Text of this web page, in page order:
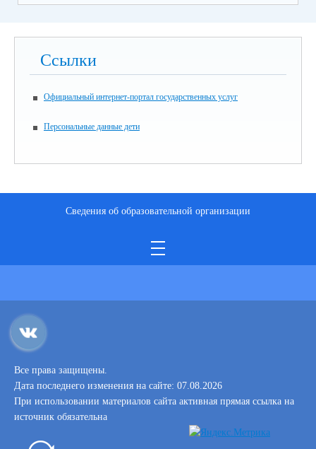
Ссылки
Официальный интернет-портал государственных услуг
Персональные данные дети
Сведения об образовательной организации
Все права защищены.
Дата последнего изменения на сайте: 07.08.2026
При использовании материалов сайта активная прямая ссылка на
источник обязательна